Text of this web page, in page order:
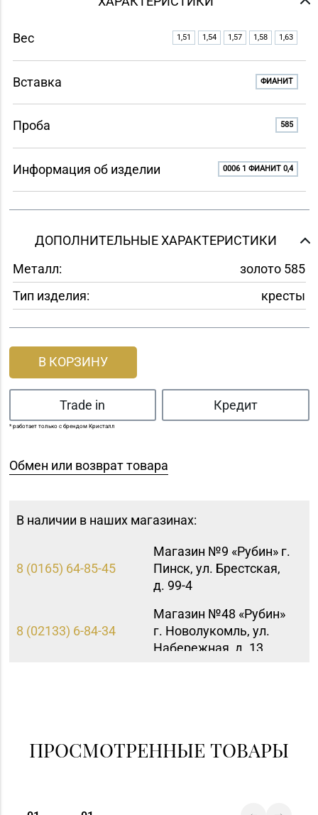
Вес 1,51 1,54 1,57 1,58 1,63
Вставка ФИАНИТ
Проба 585
Информация об изделии 0006 1 ФИАНИТ 0,4
ДОПОЛНИТЕЛЬНЫЕ ХАРАКТЕРИСТИКИ
Металл:
золото 585
Тип изделия:
кресты
В КОРЗИНУ
Trade in Кредит
* работает только с брендом Кристалл
Обмен или возврат товара
В наличии в наших магазинах:
8 (0165) 64-85-45
Магазин №9 «Рубин» г.
Пинск, ул. Брестская,
д. 99-4
8 (02133) 6-84-34
Магазин №48 «Рубин»
г. Новолукомль, ул.
Набережная, д. 13
д. 3 (ТЦ «Шатилки»)
ПРОСМОТРЕННЫЕ ТОВАРЫ